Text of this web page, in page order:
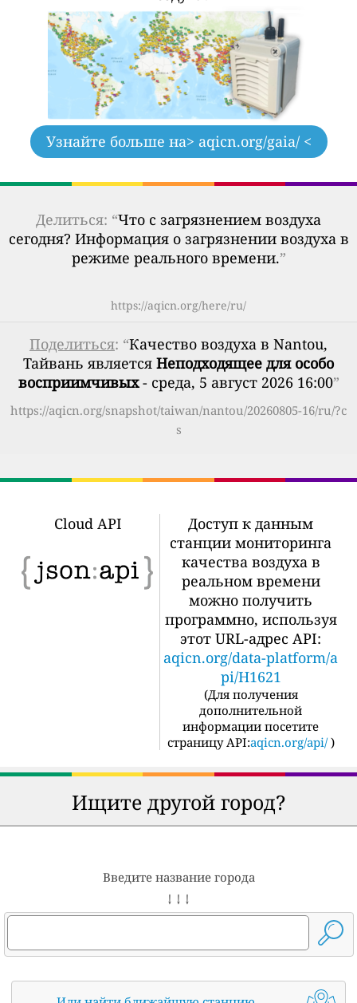
Узнайте больше на> aqicn.org/gaia/ <
Делиться: “Что с загрязнением воздуха
сегодня? Информация о загрязнении воздуха в
режиме реального времени.”
https://aqicn.org/here/ru/
Поделиться: “Качество воздуха в Nantou,
Тайвань является Неподходящее для особо
восприимчивых- среда, 5 август 2026 16:00”
https://aqicn.org/snapshot/taiwan/nantou/20260805-16/ru/?c
s
Cloud API
Доступ к данным
станции мониторинга
качества воздуха в
реальном времени
можно получить
программно, используя
этот URL-адрес API:
aqicn.org/data-platform/a
pi/H1621
(Для получения
дополнительной
информации посетите
страницу API:aqicn.org/api/ )
Ищите другой город?
Введите название города
↓ ↓ ↓